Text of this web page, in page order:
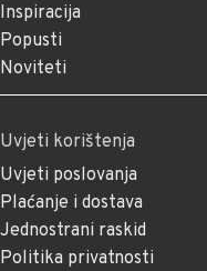
Inspiracija
Popusti
Noviteti
Uvjeti korištenja
Uvjeti poslovanja
Plaćanje i dostava
Jednostrani raskid
Politika privatnosti